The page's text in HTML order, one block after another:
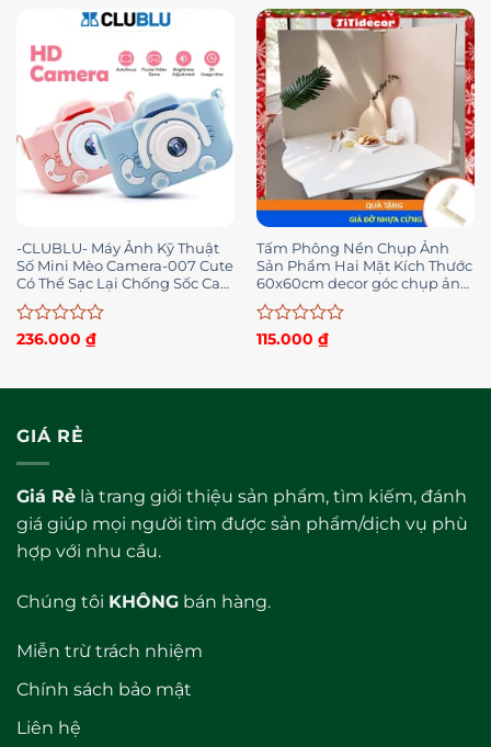
sao
0
5
sao
-CLUBLU- Máy Ảnh Kỹ Thuật
Số Mini Mèo Camera-007 Cute
Có Thể Sạc Lại Chống Sốc Cao
Cấp Cho Bé
Được
0
sao
236.000 ₫
Tấm Phông Nền Chụp Ảnh
Sản Phẩm Hai Mặt Kích Thước
60x60cm decor góc chụp ảnh
– TiTi Decor
Được
0
115.000 ₫
GIÁ RẺ
Giá Rẻ là trang giới thiệu sản phẩm, tìm kiếm, đánh
giá giúp mọi người tìm được sản phẩm/dịch vụ phù
hợp với nhu cầu.
Chúng tôi KHÔNG bán hàng.
Miễn trừ trách nhiệm
Chính sách bảo mật
Liên hệ